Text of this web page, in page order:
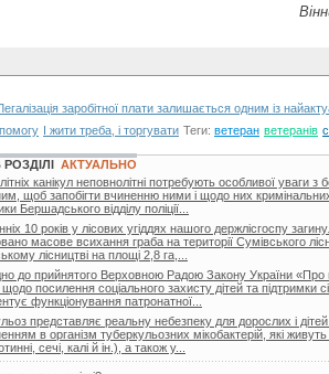
заробітної плати залишається одним із
І жити треба, і торгувати Теги: ветеран ветеранів
АКТУАЛЬНО
канікул неповнолітні потребують особливої уваги
щоб запобігти вчиненню ними і щодо них
Бершадського відділу поліції...
10 років у лісових угіддях нашого держлісгоспу
масове всихання граба на території Сумівського
лісництві на площі 2,8 га,...
до прийнятого Верховною Радою Закону України «Про
щодо посилення соціального захисту дітей та підтримки
функціонування патронатної...
представляє реальну небезпеку для дорослих і
в організм туберкульозних мікобактерій, які
сечі, калі й ін.), а також у...